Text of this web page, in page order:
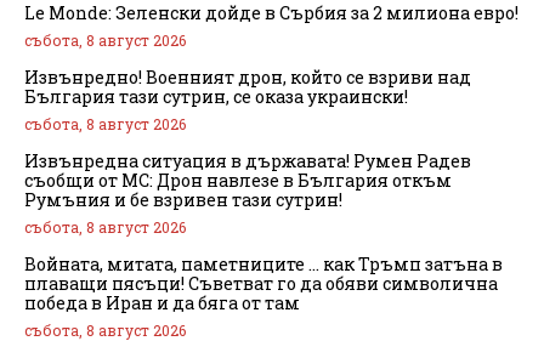
Le Monde: Зеленски дойде в Сърбия за 2 милиона евро!
събота, 8 август 2026
Извънредно! Военният дрон, който се взриви над
България тази сутрин, се оказа украински!
събота, 8 август 2026
Извънредна ситуация в държавата! Румен Радев
съобщи от МС: Дрон навлезе в България откъм
Румъния и бе взривен тази сутрин!
събота, 8 август 2026
Войната, митата, паметниците … как Тръмп затъна в
плаващи пясъци! Съветват го да обяви символична
победа в Иран и да бяга от там
събота, 8 август 2026